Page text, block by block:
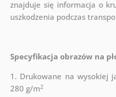
znajduje się informacja o
uszkodzenia podczas
Specyfikacja obrazów na
1. Drukowane na wysokiej
280 g/m2